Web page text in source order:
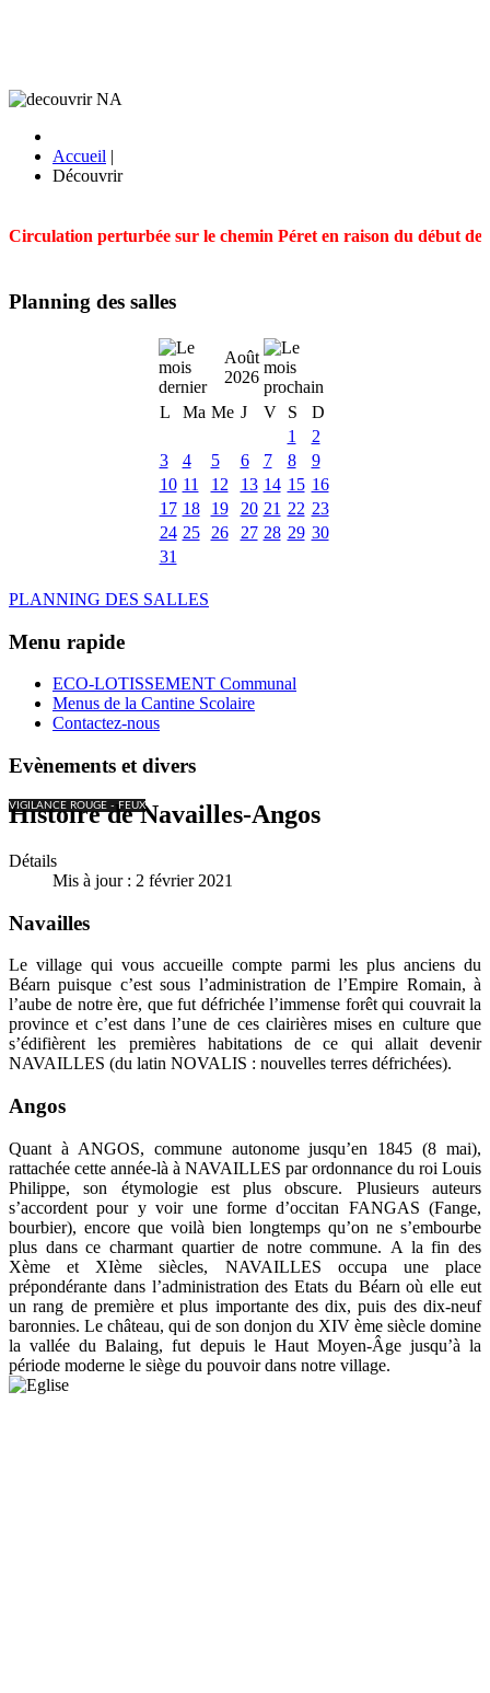
Accueil |
Découvrir
Circulation perturbée sur le chemin Péret en raison du début
Planning des salles
Août
2026
L
Ma Me J V S
D
1
2
3
4 5 6 7 8
9
10 11 12 13 14 15 16
17 18 19 20 21 22 23
24 25 26 27 28 29 30
31
PLANNING DES SALLES
Menu rapide
ECO-LOTISSEMENT Communal
Menus de la Cantine Scolaire
Contactez-nous
Evènements et divers
VIGILANCE ROUGE - FEUX
Histoire de Navailles-Angos
Détails
Mis à jour : 2 février 2021
Navailles
Le village qui vous accueille compte parmi les plus anciens du
Béarn puisque c’est sous l’administration de l’Empire Romain, à
l’aube de notre ère, que fut défrichée l’immense forêt qui couvrait la
province et c’est dans l’une de ces clairières mises en culture que
s’édifièrent les premières habitations de ce qui allait devenir
NAVAILLES (du latin NOVALIS : nouvelles terres défrichées).
Angos
Quant à ANGOS, commune autonome jusqu’en 1845 (8 mai),
rattachée cette année-là à NAVAILLES par ordonnance du roi Louis
Philippe, son étymologie est plus obscure. Plusieurs auteurs
s’accordent pour y voir une forme d’occitan FANGAS (Fange,
bourbier), encore que voilà bien longtemps qu’on ne s’embourbe
plus dans ce charmant quartier de notre commune. A la fin des
Xème et XIème siècles, NAVAILLES occupa une place
prépondérante dans l’administration des Etats du Béarn où elle eut
un rang de première et plus importante des dix, puis des dix-neuf
baronnies. Le château, qui de son donjon du XIV ème siècle domine
la vallée du Balaing, fut depuis le Haut Moyen-Âge jusqu’à la
période moderne le siège du pouvoir dans notre village.